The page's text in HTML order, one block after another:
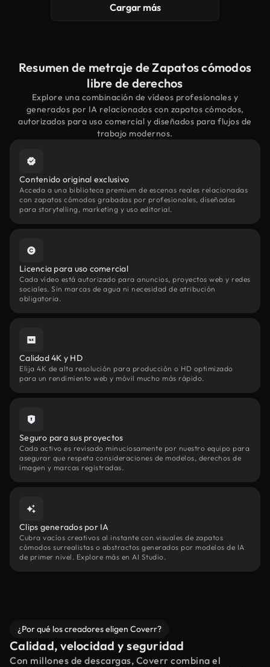
Cargar más
Resumen de metraje de Zapatos cómodos
libre de derechos
Explore una combinación de vídeos profesionales y
generados por IA relacionados con zapatos cómodos,
autorizados para uso comercial y diseñados para flujos de
trabajo modernos.
Contenido original exclusivo
Acceda a una biblioteca premium de escenas reales relacionadas
con zapatos cómodos grabadas por profesionales, diseñadas
para storytelling, marketing y uso editorial.
Licencia para uso comercial
Cada vídeo está autorizado para anuncios, proyectos web y redes
sociales. Sin marcas de agua ni necesidad de atribución
obligatoria.
Calidad 4K y HD
Elija 4K de alta resolución para producción o HD optimizado
para un rendimiento web y móvil mucho más rápido.
Seguro para sus proyectos
Cada activo es revisado minuciosamente por nuestro equipo para
asegurar que respeta consideraciones de modelos, derechos de
imagen y marcas registradas.
Clips generados por IA
Cubra vacíos creativos al instante con visuales de zapatos
cómodos surrealistas o abstractos generados por modelos de IA
de primer nivel. Explore más en AI Studio.
¿Por qué los creadores eligen Coverr?
Calidad, velocidad y seguridad
Con millones de descargas, Coverr combina el